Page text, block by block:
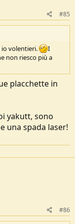
#85
io volentieri.
I
non riesco più a
placchette in
yakutt, sono
una spada laser!
#86